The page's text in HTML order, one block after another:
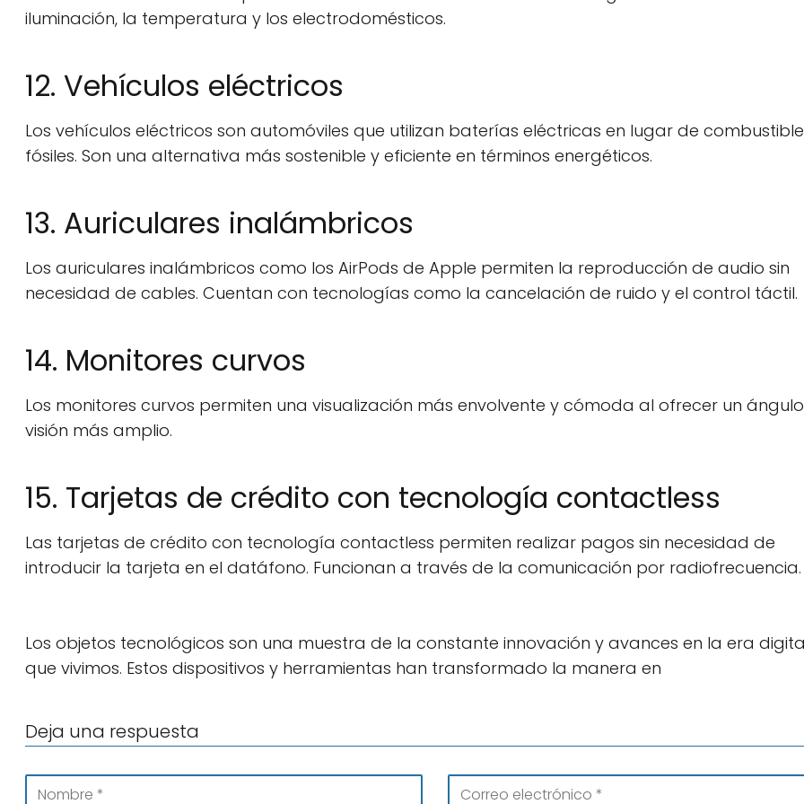
iluminación, la temperatura y los electrodomésticos.
12. Vehículos eléctricos
Los vehículos eléctricos son automóviles que utilizan baterías eléctricas en lugar de
fósiles. Son una alternativa más sostenible y eficiente en términos energéticos.
13. Auriculares inalámbricos
Los auriculares inalámbricos como los AirPods de Apple permiten la reproducción de audio sin
necesidad de cables. Cuentan con tecnologías como la cancelación de ruido y el control táctil.
14. Monitores curvos
Los monitores curvos permiten una visualización más envolvente y cómoda al ofrecer un
visión más amplio.
15. Tarjetas de crédito con tecnología contactless
Las tarjetas de crédito con tecnología contactless permiten realizar pagos sin necesidad de
introducir la tarjeta en el datáfono. Funcionan a través de la comunicación por radiofrecuencia.
Los objetos tecnológicos son una muestra de la constante innovación y avances en la era
que vivimos. Estos dispositivos y herramientas han transformado la manera en
Deja una respuesta